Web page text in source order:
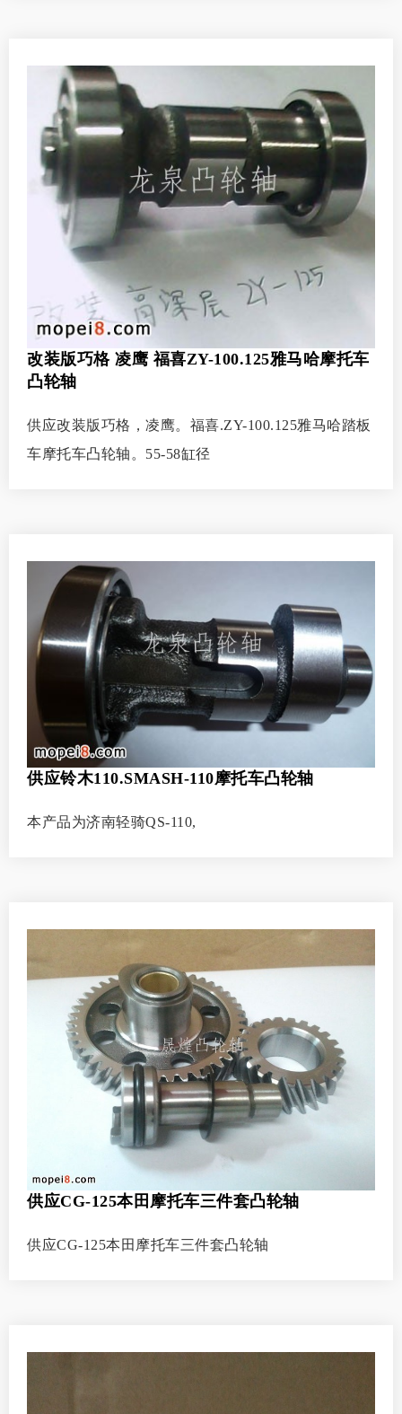
改装版巧格 凌鹰 福喜ZY-100.125雅马哈摩托车
凸轮轴
供应改装版巧格，凌鹰。福喜.ZY-100.125雅马哈踏板
车摩托车凸轮轴。55-58缸径
供应铃木110.SMASH-110摩托车凸轮轴
本产品为济南轻骑QS-110,
供应CG-125本田摩托车三件套凸轮轴
供应CG-125本田摩托车三件套凸轮轴